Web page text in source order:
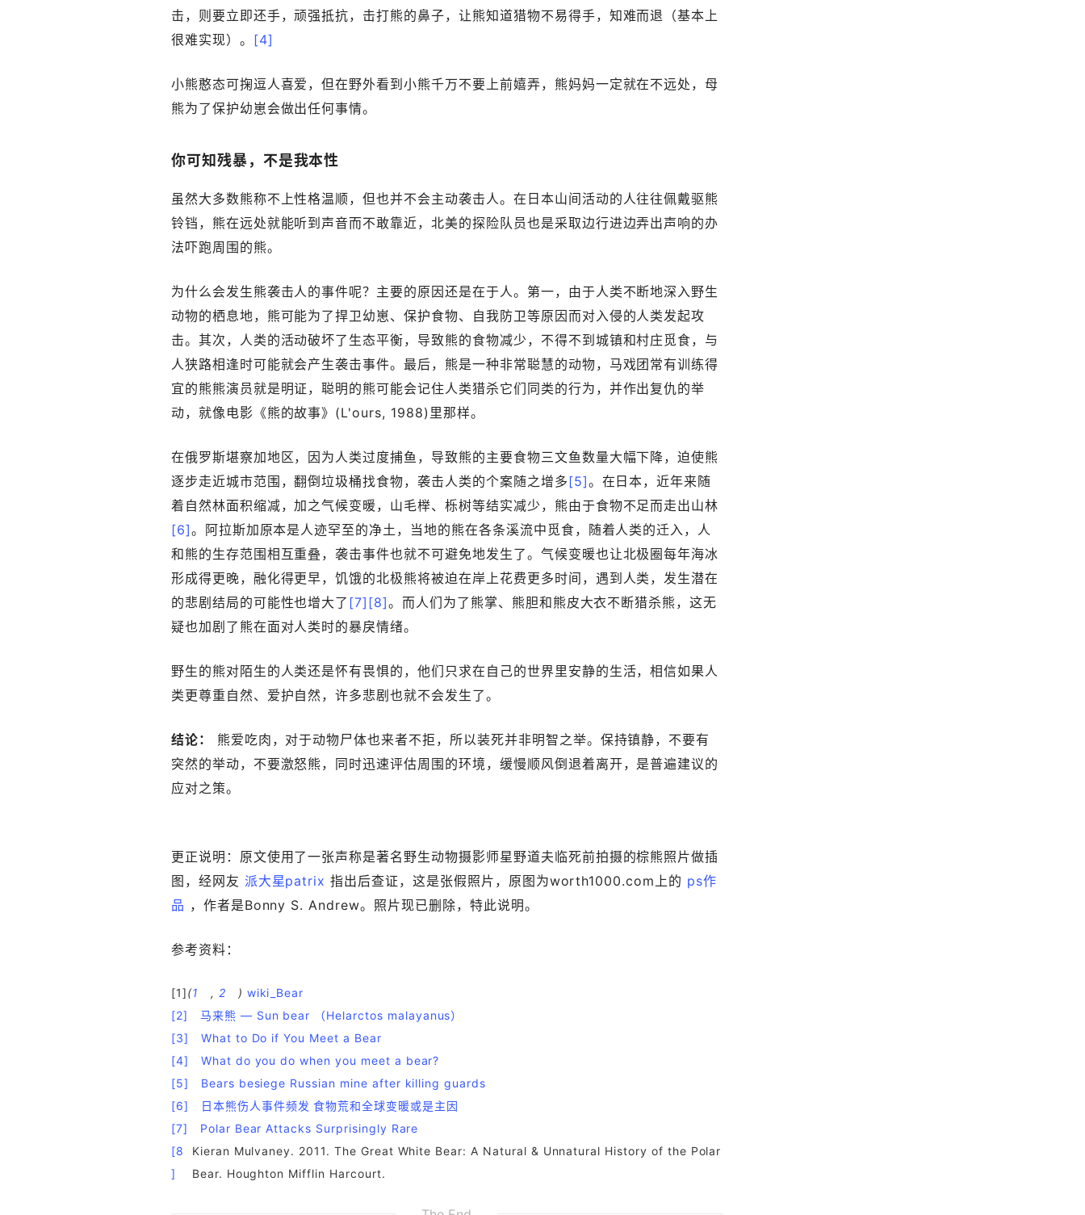
击，则要立即还手，顽强抵抗，击打熊的鼻子，让熊知道猎物不易得手，知难而退（基本上
很难实现）。 [4]
小熊憨态可掬逗人喜爱，但在野外看到小熊千万不要上前嬉弄，熊妈妈一定就在不远处，母
熊为了保护幼崽会做出任何事情。
你可知残暴，不是我本性
虽然大多数熊称不上性格温顺，但也并不会主动袭击人。在日本山间活动的人往往佩戴驱熊
铃铛，熊在远处就能听到声音而不敢靠近，北美的探险队员也是采取边行进边弄出声响的办
法吓跑周围的熊。
为什么会发生熊袭击人的事件呢？主要的原因还是在于人。第一，由于人类不断地深入野生
动物的栖息地，熊可能为了捍卫幼崽、保护食物、自我防卫等原因而对入侵的人类发起攻
击。其次，人类的活动破坏了生态平衡，导致熊的食物减少，不得不到城镇和村庄觅食，与
人狭路相逢时可能就会产生袭击事件。最后，熊是一种非常聪慧的动物，马戏团常有训练得
宜的熊熊演员就是明证，聪明的熊可能会记住人类猎杀它们同类的行为，并作出复仇的举
动，就像电影《熊的故事》(L'ours, 1988)里那样。
在俄罗斯堪察加地区，因为人类过度捕鱼，导致熊的主要食物三文鱼数量大幅下降，迫使熊
逐步走近城市范围，翻倒垃圾桶找食物，袭击人类的个案随之增多[5]。在日本，近年来随
着自然林面积缩减，加之气候变暖，山毛榉、栎树等结实减少，熊由于食物不足而走出山林
[6]。阿拉斯加原本是人迹罕至的净土，当地的熊在各条溪流中觅食，随着人类的迁入，人
和熊的生存范围相互重叠，袭击事件也就不可避免地发生了。气候变暖也让北极圈每年海冰
形成得更晚，融化得更早，饥饿的北极熊将被迫在岸上花费更多时间，遇到人类，发生潜在
的悲剧结局的可能性也增大了 [7] [8]。而人们为了熊掌、熊胆和熊皮大衣不断猎杀熊，这无
疑也加剧了熊在面对人类时的暴戾情绪。
野生的熊对陌生的人类还是怀有畏惧的，他们只求在自己的世界里安静的生活，相信如果人
类更尊重自然、爱护自然，许多悲剧也就不会发生了。
结论：
熊爱吃肉，对于动物尸体也来者不拒，所以装死并非明智之举。保持镇静，不要有
突然的举动，不要激怒熊，同时迅速评估周围的环境，缓慢顺风倒退着离开，是普遍建议的
应对之策。
更正说明：原文使用了一张声称是著名野生动物摄影师星野道夫临死前拍摄的棕熊照片做插
图，经网友 派大星patrix 指出后查证，这是张假照片，原图为worth1000.com上的 ps作
品 ，作者是Bonny S. Andrew。照片现已删除，特此说明。
参考资料：
[1](1 , 2 ) wiki_Bear
[2]
马来熊 — Sun bear （Helarctos malayanus）
[3]
What to Do if You Meet a Bear
[4]
What do you do when you meet a bear?
[5]
Bears besiege Russian mine after killing guards
[6]
日本熊伤人事件频发 食物荒和全球变暖或是主因
[7]
Polar Bear Attacks Surprisingly Rare
[8
]
Kieran Mulvaney. 2011. The Great White Bear: A Natural & Unnatural History of the Polar
Bear. Houghton Mifflin Harcourt.